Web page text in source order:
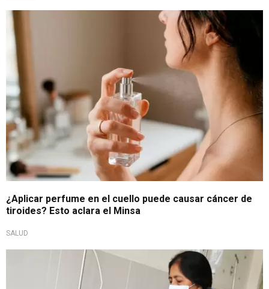
¿Aplicar perfume en el cuello puede causar cáncer de
tiroides? Esto aclara el Minsa
SALUD